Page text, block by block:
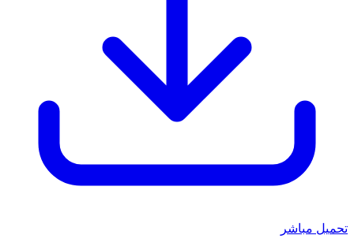
تحميل مباشر